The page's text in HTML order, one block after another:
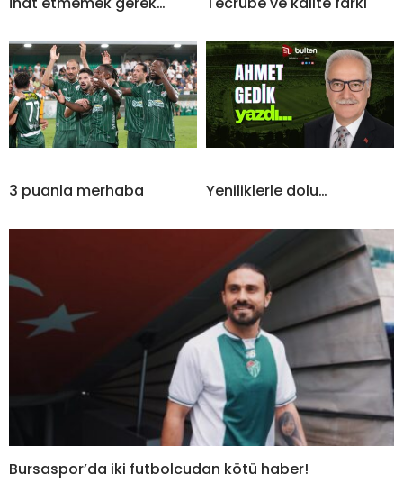
3 puanla merhaba Yeniliklerle dolu…
Bursaspor’da iki futbolcudan kötü haber!